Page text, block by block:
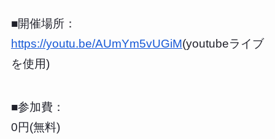
■開催場所：
https://youtu.be/AUmYm5vUGiM(youtubeライブ
を使用)
■参加費：
0円(無料)